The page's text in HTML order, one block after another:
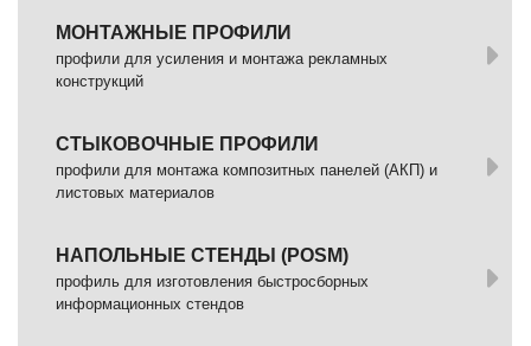
МОНТАЖНЫЕ ПРОФИЛИ
профили для усиления и монтажа рекламных
конструкций
СТЫКОВОЧНЫЕ ПРОФИЛИ
профили для монтажа композитных панелей (АКП) и
листовых материалов
НАПОЛЬНЫЕ СТЕНДЫ (POSM)
профиль для изготовления быстросборных
информационных стендов